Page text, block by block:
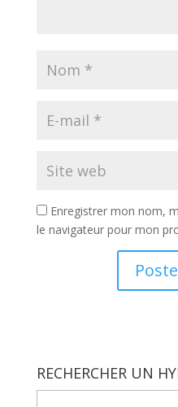
Enregistrer mon nom,
le navigateur pour mon
RECHERCHER UN